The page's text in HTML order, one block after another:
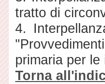
tratto di
4.
primaria per
Torna